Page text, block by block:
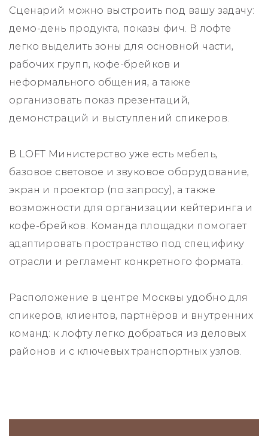
Сценарий можно выстроить под вашу задачу:
демо-день продукта, показы фич. В лофте
легко выделить зоны для основной части,
рабочих групп, кофе-брейков и
неформального общения, а также
организовать показ презентаций,
демонстраций и выступлений спикеров.
В LOFT Министерство уже есть мебель,
базовое световое и звуковое оборудование,
экран и проектор (по запросу), а также
возможности для организации кейтеринга и
кофе-брейков. Команда площадки помогает
адаптировать пространство под специфику
отрасли и регламент конкретного формата.
Расположение в центре Москвы удобно для
спикеров, клиентов, партнёров и внутренних
команд: к лофту легко добраться из деловых
районов и с ключевых транспортных узлов.